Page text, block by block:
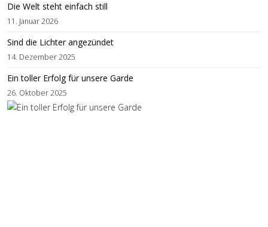
Die Welt steht einfach still
11. Januar 2026
Sind die Lichter angezündet
14. Dezember 2025
Ein toller Erfolg für unsere Garde
26. Oktober 2025